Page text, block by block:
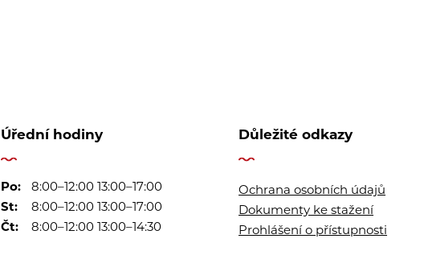
Úřední hodiny
Po:
8:00–12:00 13:00–17:00
St:
8:00–12:00 13:00–17:00
Čt:
8:00–12:00 13:00–14:30
Důležité odkazy
Ochrana osobních údajů
Dokumenty ke stažení
Prohlášení o přístupnosti